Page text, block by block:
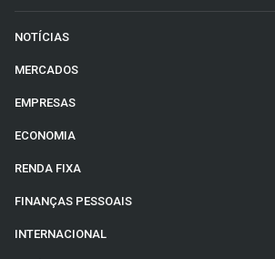
NOTÍCIAS
MERCADOS
EMPRESAS
ECONOMIA
RENDA FIXA
FINANÇAS PESSOAIS
INTERNACIONAL